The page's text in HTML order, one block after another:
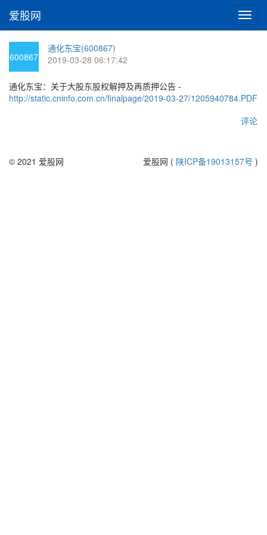
切
换
爱股网
600867
通化东宝(600867)
2019-03-28 06:17:42
通化东宝：关于大股东股权解押及再质押公告 -
http://static.cninfo.com.cn/finalpage/2019-03-27/1205940784.PDF
评论
© 2021 爱股网 爱股网 ( 陕ICP备19013157号 )